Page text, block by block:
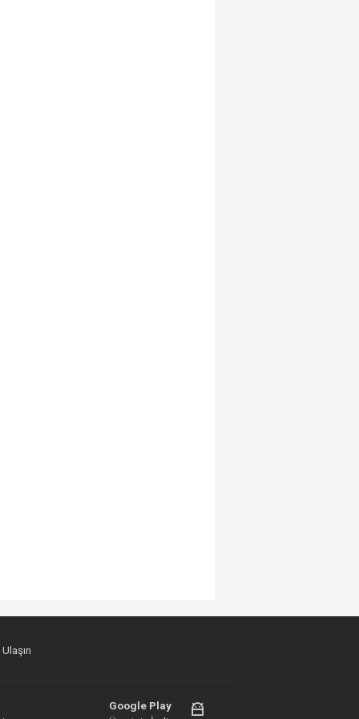
Google Play